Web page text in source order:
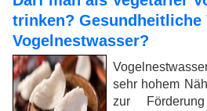
trinken? Gesundheitliche
Vogelnestwasser?
sehr hohem
zur